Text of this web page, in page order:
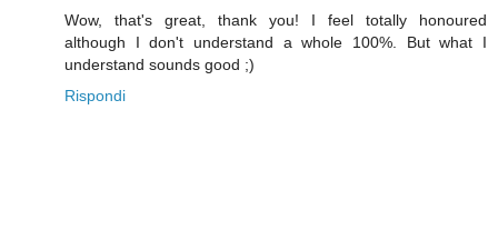
Wow, that's great, thank you! I feel totally honoured
although I don't understand a whole 100%. But what I
understand sounds good ;)
Rispondi